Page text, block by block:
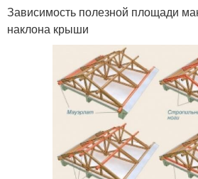
Зависимость полезной площади
наклона крыши